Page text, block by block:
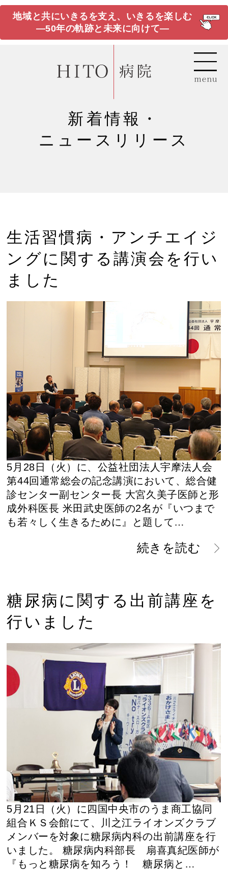
地域と共にいきるを支え、いきるを楽しむ
―50年の軌跡と未来に向けて―
新着情報・
ニュースリリース
生活習慣病・アンチエイジ
ングに関する講演会を行い
ました
5月28日（火）に、公益社団法人宇摩法人会
第44回通常総会の記念講演において、総合健
診センター副センター長 大宮久美子医師と形
成外科医長 米田武史医師の2名が『いつまで
も若々しく生きるために』と題して…
続きを読む
糖尿病に関する出前講座を
行いました
5月21日（火）に四国中央市のうま商工協同
組合ＫＳ会館にて、川之江ライオンズクラブ
メンバーを対象に糖尿病内科の出前講座を行
いました。 糖尿病内科部長 扇喜真紀医師が
『もっと糖尿病を知ろう！ 糖尿病と…